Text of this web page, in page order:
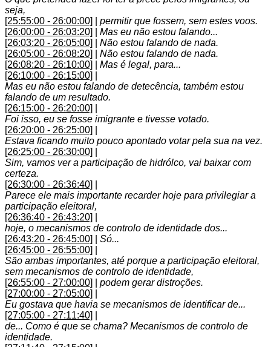
seja,
[25:55:00 - 26:00:00]
permitir que fossem, sem estes voos.
[26:00:00 - 26:03:20]
Mas eu não estou falando...
[26:03:20 - 26:05:00]
Não estou falando de nada.
[26:05:00 - 26:08:20]
Não estou falando de nada.
[26:08:20 - 26:10:00]
Mas é legal, para...
[26:10:00 - 26:15:00]
Mas eu não estou falando de detecência, também estou
falando de um resultado.
[26:15:00 - 26:20:00]
Foi isso, eu se fosse imigrante e tivesse votado.
[26:20:00 - 26:25:00]
Estava ficando muito pouco apontado votar pela sua na vez.
[26:25:00 - 26:30:00]
Sim, vamos ver a participação de hidrólco, vai baixar com
certeza.
[26:30:00 - 26:36:40]
Parece ele mais importante recarder hoje para privilegiar a
participação eleitoral,
[26:36:40 - 26:43:20]
hoje, o mecanismos de controlo de identidade dos...
[26:43:20 - 26:45:00]
Só...
[26:45:00 - 26:55:00]
São ambas importantes, até porque a participação eleitoral,
sem mecanismos de controlo de identidade,
[26:55:00 - 27:00:00]
podem gerar distroções.
[27:00:00 - 27:05:00]
Eu gostava que havia se mecanismos de identificar de...
[27:05:00 - 27:11:40]
de... Como é que se chama? Mecanismos de controlo de
identidade.